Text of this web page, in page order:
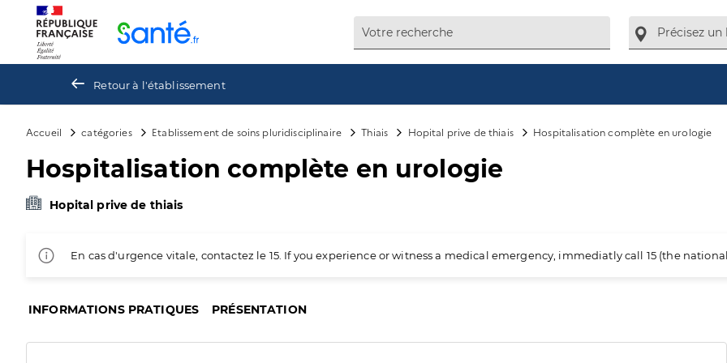
Retour à l'établissement
Accueil catégories Etablissement de soins pluridisciplinaire Thiais Hopital prive de thiais Hospitalisation complète en urologie
Hospitalisation complète en urologie
Hopital prive de thiais
En cas d'urgence vitale, contactez le 15. If you experience or witness a medical emergency, immediatly call 15 (the
INFORMATIONS PRATIQUES PRÉSENTATION
Panneau de gestion des cookies